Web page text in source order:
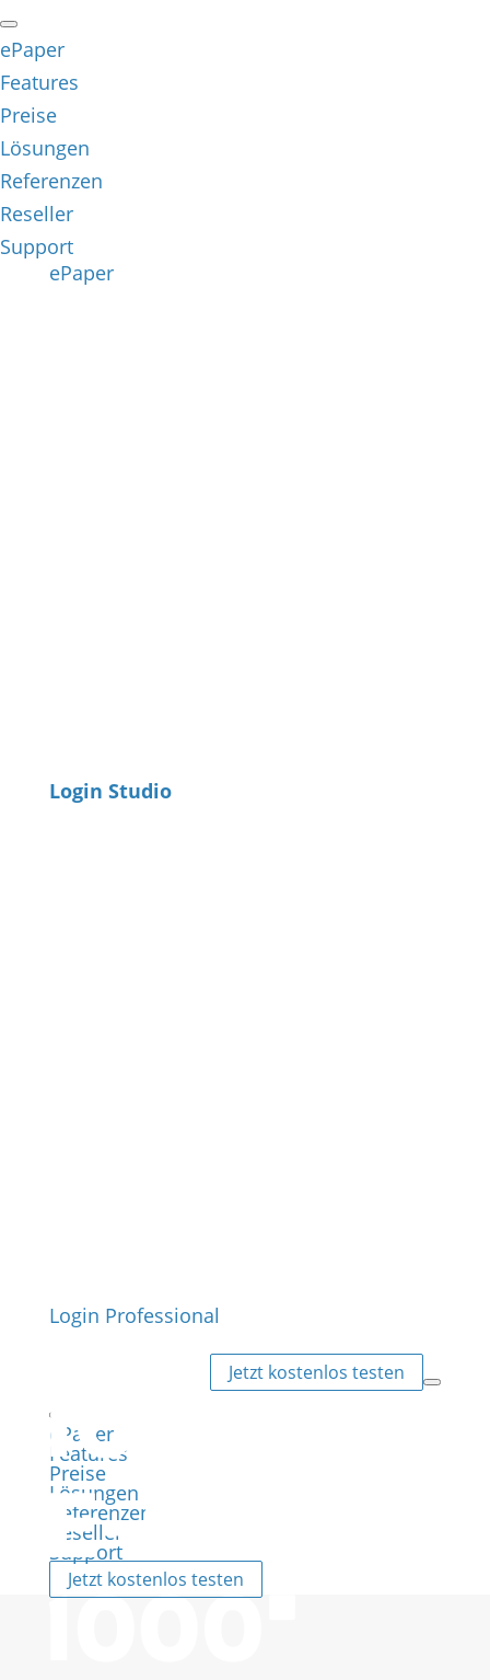
ePaper
Features
Preise
Lösungen
Referenzen
Reseller
Support
ePaper
Login Studio
Login Professional
Jetzt kostenlos testen
ePaper
Features
Preise
Lösungen
Referenzen
Reseller
Support
Jetzt kostenlos testen